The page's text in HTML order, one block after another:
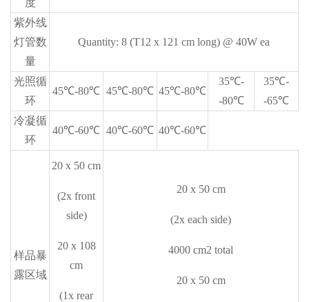
度
紫外线
灯管数
量
Quantity: 8 (T12 x 121 cm long) @ 40W ea
光照循
环
45℃-80℃ 45℃-80℃ 45℃-80℃
35℃-
-80℃
35℃-
-65℃
冷凝循
环
40℃-60℃ 40℃-60℃ 40℃-60℃
样品暴
露区域
20 x 50 cm
(2x front
side)
20 x 108
cm
(1x rear
20 x 50 cm
(2x each side)
4000 cm2 total
20 x 50 cm